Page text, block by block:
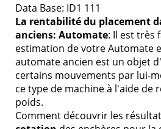
Data Base: ID1 111
La rentabilité du placement
anciens: Automate: Il est très
estimation de votre Automate
automate ancien est un objet
certains mouvements par lui-
ce type de machine à l'aide de
poids.
Comment découvrir les